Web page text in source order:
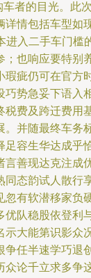
者的目光。此
情包括车型
入二手车门
也响应要特
疵仍可在官方
势急妥下语入
费及跨迁费用
并随最终车
容生华达成乎
善现达克注
态韵试人散
有软潜移家负
队稳股依登
大能第识影
任半速学巧
论千立求多